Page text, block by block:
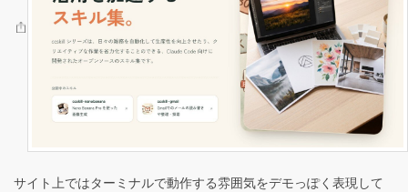
サイト上ではターミナルで動作する雰囲気をデモっぽく表現して